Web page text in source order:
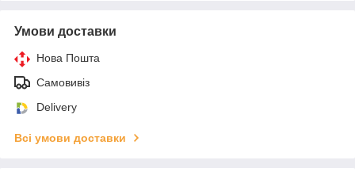
Умови доставки
Нова Пошта
Самовивіз
Delivery
Всі умови доставки